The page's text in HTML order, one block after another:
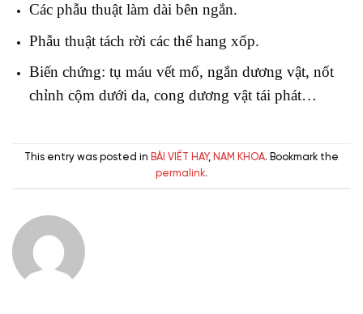
Các phẫu thuật làm dài bên ngắn.
Phẫu thuật tách rời các thể hang xốp.
Biến chứng: tụ máu vết mổ, ngắn dương vật, nốt
chỉnh cộm dưới da, cong dương vật tái phát…
This entry was posted in BÀI VIẾT HAY, NAM KHOA. Bookmark the
permalink.